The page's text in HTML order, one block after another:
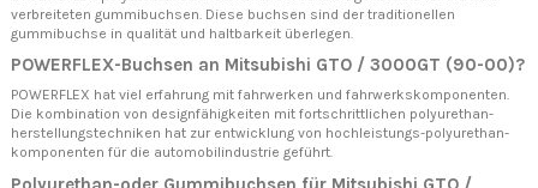
verbreiteten gummibuchsen. Diese buchsen sind der traditionellen
gummibuchse in qualität und haltbarkeit überlegen.
POWERFLEX-Buchsen an Mitsubishi GTO / 3000GT (90-00)?
POWERFLEX hat viel erfahrung mit fahrwerken und fahrwerkskomponenten.
Die kombination von designfähigkeiten mit fortschrittlichen polyurethan-
herstellungstechniken hat zur entwicklung von hochleistungs-polyurethan-
komponenten für die automobilindustrie geführt.